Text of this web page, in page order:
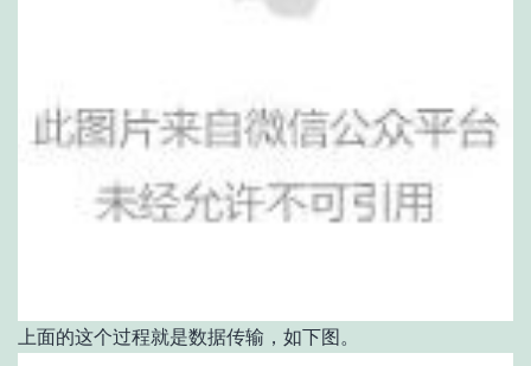
上面的这个过程就是数据传输，如下图。